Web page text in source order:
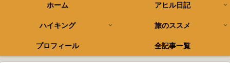
ホーム アヒル日記
ハイキング 旅のススメ
プロフィール 全記事一覧